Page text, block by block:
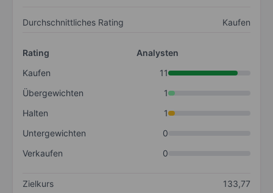
Durchschnittliches Rating Kaufen
Rating
Analysten
Kaufen
11
Übergewichten
1
Halten
1
Untergewichten
0
Verkaufen
0
Zielkurs
133,77